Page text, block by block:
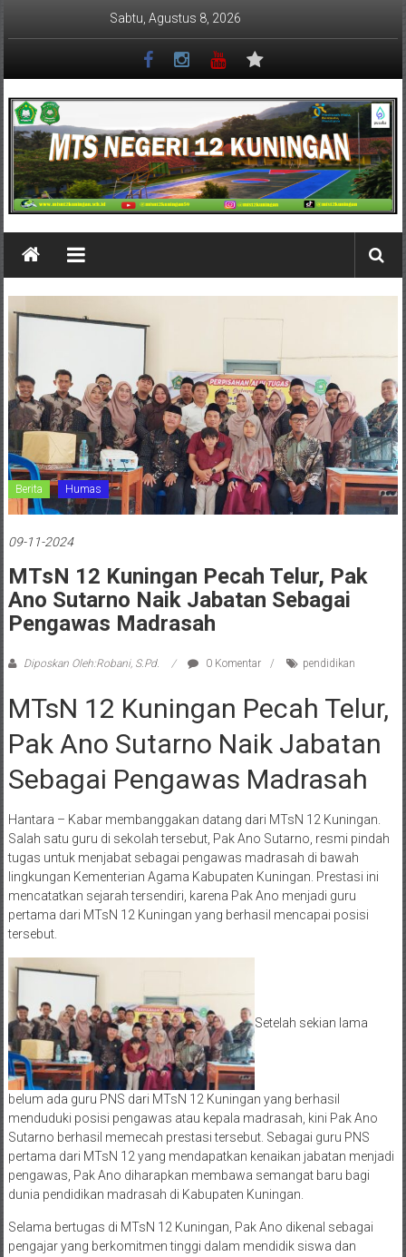
Sabtu, Agustus 8, 2026
MTSN
12
KUNINGAN
Berita Humas
09-11-2024
MTsN 12 Kuningan Pecah Telur, Pak
Ano Sutarno Naik Jabatan Sebagai
Pengawas Madrasah
Diposkan Oleh:Robani, S.Pd. 0 Komentar pendidikan
MTsN 12 Kuningan Pecah Telur,
Pak Ano Sutarno Naik Jabatan
Sebagai Pengawas Madrasah
Hantara – Kabar membanggakan datang dari MTsN 12 Kuningan.
Salah satu guru di sekolah tersebut, Pak Ano Sutarno, resmi pindah
tugas untuk menjabat sebagai pengawas madrasah di bawah
lingkungan Kementerian Agama Kabupaten Kuningan. Prestasi ini
mencatatkan sejarah tersendiri, karena Pak Ano menjadi guru
pertama dari MTsN 12 Kuningan yang berhasil mencapai posisi
tersebut.
Setelah sekian lama
belum ada guru PNS dari MTsN 12 Kuningan yang berhasil
menduduki posisi pengawas atau kepala madrasah, kini Pak Ano
Sutarno berhasil memecah prestasi tersebut. Sebagai guru PNS
pertama dari MTsN 12 yang mendapatkan kenaikan jabatan menjadi
pengawas, Pak Ano diharapkan membawa semangat baru bagi
dunia pendidikan madrasah di Kabupaten Kuningan.
Selama bertugas di MTsN 12 Kuningan, Pak Ano dikenal sebagai
pengajar yang berkomitmen tinggi dalam mendidik siswa dan